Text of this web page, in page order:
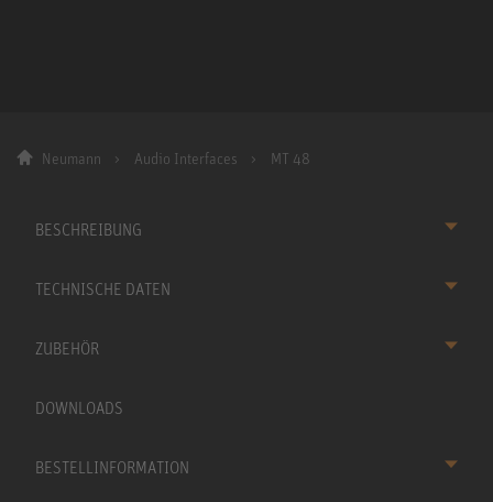
Neumann Audio Interfaces MT 48
BESCHREIBUNG
TECHNISCHE DATEN
ZUBEHÖR
DOWNLOADS
BESTELLINFORMATION